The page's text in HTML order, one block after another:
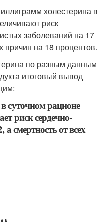
холестерина в
риск
заболеваний на 17
причин на 18 процентов.
по разным данным
итоговый вывод
суточном рационе
риск сердечно-
а смертность от всех